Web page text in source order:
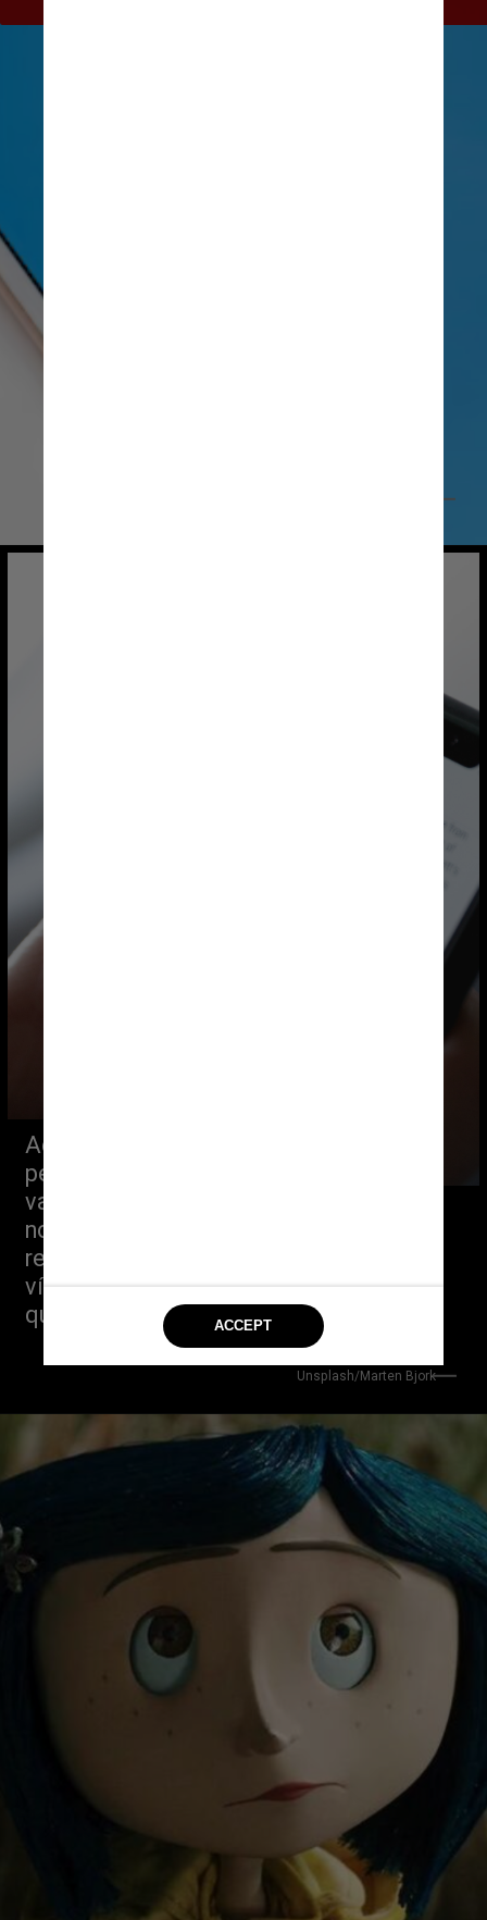
Ao pagar de US$ 8 a US$ 11 por mês, a
pessoa desbloqueia uma série de
vantagens em relação aos usuários
normais, como prioridade nas
repostagens e permissão para postar
vídeos mais extensos e com mais
qualidade
Unsplash/Marten Bjork